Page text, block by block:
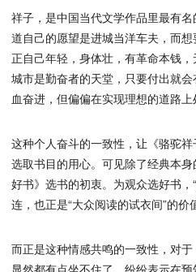
祥子，是中国当代文学作品里最有
道自己的愿望是进城当洋车夫，而
正自己年轻，身体壮，有革命本钱
城市是勤奋者的天堂，只要付出就
血奋进，但偏偏在实现理想的道路上
这种个人奋斗的一致性，让《骆驼
选取书目的用心。可见除了经典本
好书》选书的初衷。为观众选好书
连，也正是“大众阅读的试衣间”的价
而正是这种情感共鸣的一致性，对
显然都有点坐不住了，纷纷表示在